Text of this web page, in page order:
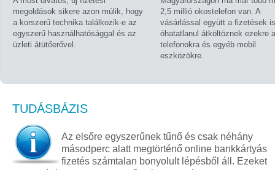
megoldások sikere azon múlik, hogy
a korszerű technika találkozik-e az
egyszerű használhatósággal és az
üzleti átütőerővel.
2,5 millió okostelefon van. A
vásárlással együtt a fizetések is
óhatatlanul átköltöznek ezekre a
telefonokra és egyéb mobil
eszközökre.
TUDÁSBÁZIS
Az elsőre egyszerűnek tűnő és csak néhány
másodperc alatt megtörténő online bankkártyás
fizetés számtalan bonyolult lépésből áll. Ezeket